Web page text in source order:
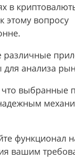
в
этому вопросу
различные
анализа
что выбранные
функционал
вашим